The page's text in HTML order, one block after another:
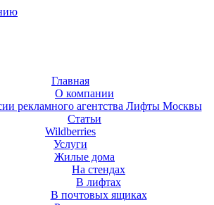
Главная
О компании
рекламного агентства Лифты Москвы
Статьи
Wildberries
Услуги
Жилые дома
На стендах
В лифтах
В почтовых ящиках